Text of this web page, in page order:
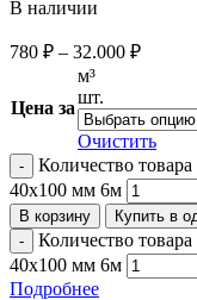
В наличии
780 ₽ – 32.000 ₽
Цена за
м³
шт.
Очистить
Количество
40х100 мм 6м
В корзину Купить в
Количество
40х100 мм 6м
Подробнее